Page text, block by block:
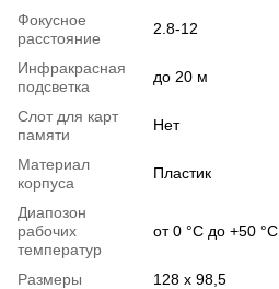
Фокусное
расстояние
2.8-12
Инфракрасная
подсветка
до 20 м
Слот для карт
памяти
Нет
Материал
корпуса
Пластик
Диапозон
рабочих
температур
от 0 °C до +50 °C
Размеры
128 x 98,5